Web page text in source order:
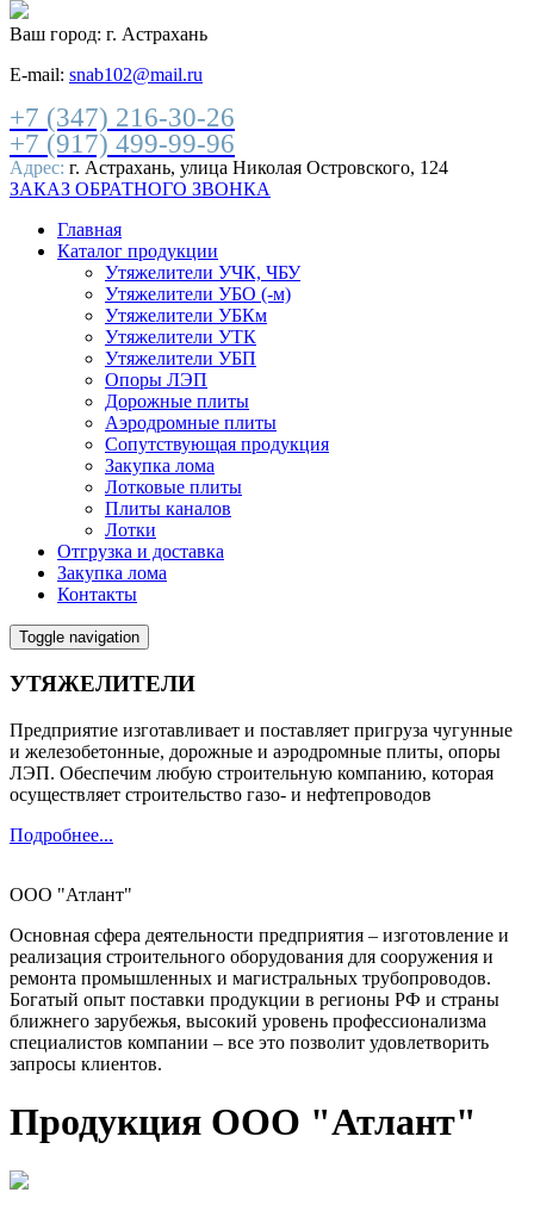
Ваш город: г. Астрахань
E-mail: snab102@mail.ru
+7 (347) 216-30-26
+7 (917) 499-99-96
Адрес: г. Астрахань, улица Николая Островского, 124
ЗАКАЗ ОБРАТНОГО ЗВОНКА
Главная
Каталог продукции
Утяжелители УЧК, ЧБУ
Утяжелители УБО (-м)
Утяжелители УБКм
Утяжелители УТК
Утяжелители УБП
Опоры ЛЭП
Дорожные плиты
Аэродромные плиты
Сопутствующая продукция
Закупка лома
Лотковые плиты
Плиты каналов
Лотки
Отгрузка и доставка
Закупка лома
Контакты
Toggle navigation
УТЯЖЕЛИТЕЛИ
Предприятие изготавливает и поставляет пригруза чугунные
и железобетонные, дорожные и аэродромные плиты, опоры
ЛЭП. Обеспечим любую строительную компанию, которая
осуществляет строительство газо- и нефтепроводов
Подробнее...
ООО "Атлант"
Основная сфера деятельности предприятия – изготовление и
реализация строительного оборудования для сооружения и
ремонта промышленных и магистральных трубопроводов.
Богатый опыт поставки продукции в регионы РФ и страны
ближнего зарубежья, высокий уровень профессионализма
специалистов компании – все это позволит удовлетворить
запросы клиентов.
Продукция ООО "Атлант"